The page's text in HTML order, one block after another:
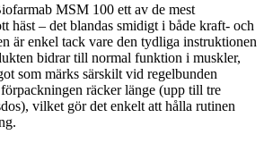
MSM 100 ett av de mest
häst – det blandas smidigt i både kraft- och
är enkel tack vare den tydliga instruktionen
bidrar till normal funktion i muskler,
som märks särskilt vid regelbunden
räcker länge (upp till tre
vilket gör det enkelt att hålla rutinen